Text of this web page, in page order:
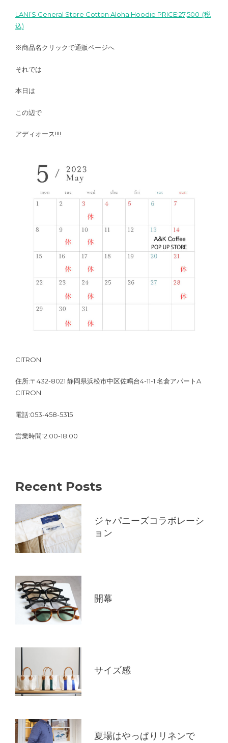
LANI’S General Store Cotton Aloha Hoodie PRICE:27,500-(税
込)
※商品名クリックで通販ページへ
それでは
本日は
この辺で
アディオース!!!!
CITRON
住所:〒432-8021 静岡県浜松市中区佐鳴台4-11-1 名倉アパートA
CITRON
電話:053-458-5315
営業時間12:00-18:00
Recent Posts
ジャパニーズコラボレーシ
ョン
開幕
サイズ感
夏場はやっぱりリネンで